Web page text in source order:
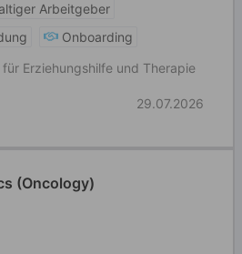
Arbeitgeber
Onboarding
Erziehungshilfe und Therapie
29.07.2026
(Oncology)